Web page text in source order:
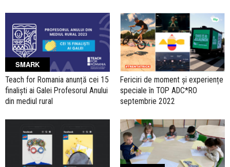
SMARK
Teach for Romania anunță cei 15
finaliști ai Galei Profesorul Anului
din mediul rural
Fericiri de moment și experiențe
speciale în TOP ADC*RO
septembrie 2022